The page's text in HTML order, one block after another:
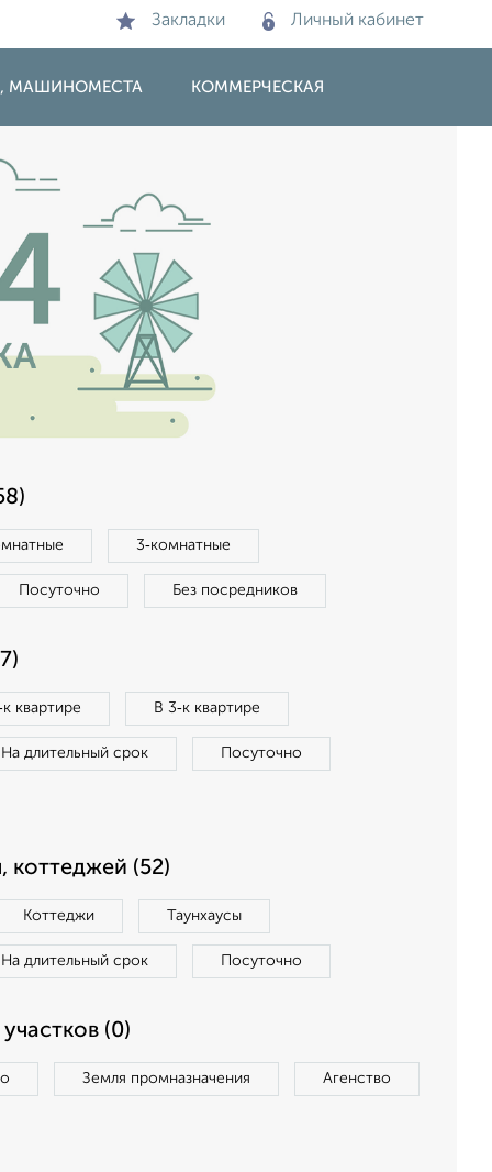
Закладки Личный кабинет
МАШИНОМЕСТА КОММЕРЧЕСКАЯ
3‑комнатные
Посуточно Без посредников
квартире В 3‑к квартире
На длительный срок Посуточно
коттеджей (52)
Коттеджи Таунхаусы
На длительный срок Посуточно
(0)
Земля промназначения Агенство